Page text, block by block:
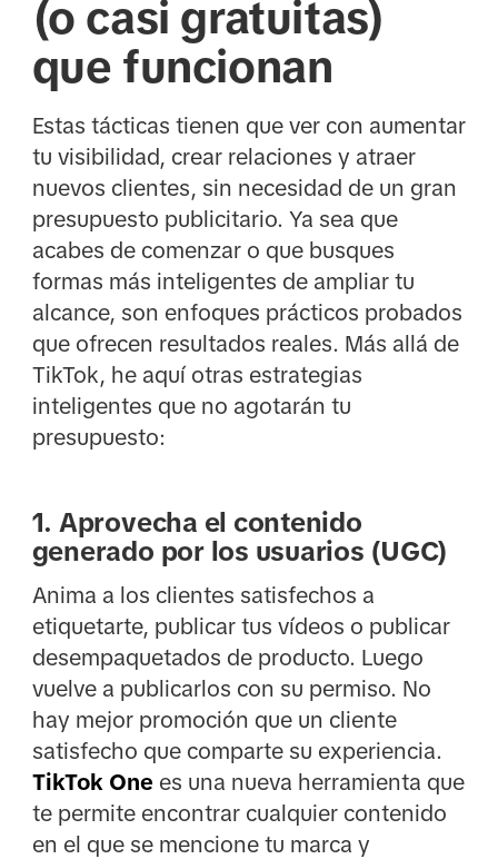
(o casi gratuitas)
que funcionan
Estas tácticas tienen que ver con aumentar
tu visibilidad, crear relaciones y atraer
nuevos clientes, sin necesidad de un gran
presupuesto publicitario. Ya sea que
acabes de comenzar o que busques
formas más inteligentes de ampliar tu
alcance, son enfoques prácticos probados
que ofrecen resultados reales. Más allá de
TikTok, he aquí otras estrategias
inteligentes que no agotarán tu
presupuesto:
1. Aprovecha el contenido
generado por los usuarios (UGC)
Anima a los clientes satisfechos a
etiquetarte, publicar tus vídeos o publicar
desempaquetados de producto. Luego
vuelve a publicarlos con su permiso. No
hay mejor promoción que un cliente
satisfecho que comparte su experiencia.
TikTok One es una nueva herramienta que
te permite encontrar cualquier contenido
en el que se mencione tu marca y